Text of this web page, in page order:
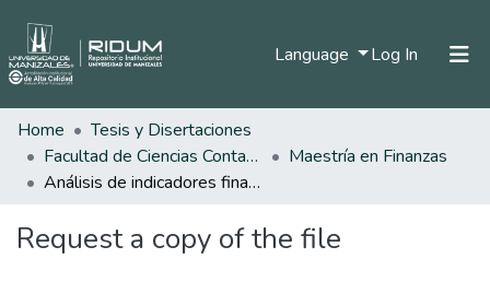
Language Log In (current)
Home
Tesis y Disertaciones
Facultad de Ciencias Contables Económicas y Administrativas
Maestría en Finanzas
Análisis de indicadores financieros en la Dirección de Impuestos y Aduanas Nacionales U.A.E.-DIAN a través del Balanced Scorecard y su impacto en el proceso de toma de decisiones en la entidad en los años 2022, 2023 y 2024.
Request a copy of the file